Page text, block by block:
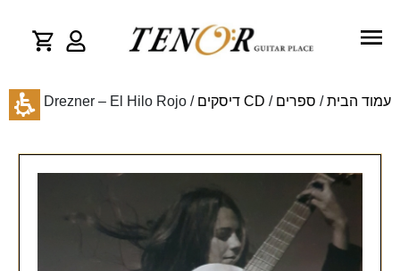
עמוד הבית/ ספרים / CD דיסקים / Noa Drezner – El Hilo Rojo